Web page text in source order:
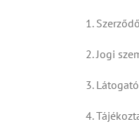
1.
2. Jogi
3.
4.